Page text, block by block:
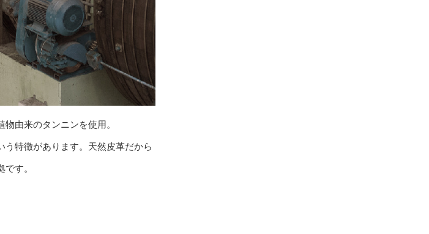
由来のタンニンを使用。
特徴があります。天然皮革だから
す。